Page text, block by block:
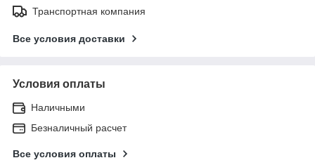
Транспортная компания
Все условия доставки
Условия оплаты
Наличными
Безналичный расчет
Все условия оплаты